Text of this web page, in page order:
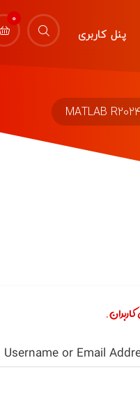
پنل کاربری
0
MATLAB
Username or Email